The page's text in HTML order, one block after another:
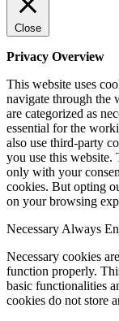
Close
Privacy Overview
This website uses
navigate through the
are categorized as
essential for the
also use third-party
you use this website.
only with your
cookies. But opting
on your browsing
Necessary Always
Necessary cookies
function properly.
basic functionalities
cookies do not store